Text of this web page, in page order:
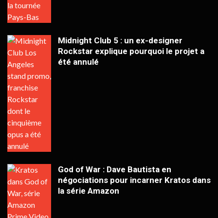
Midnight Club 5 : un ex-designer
Rockstar explique pourquoi le projet a
été annulé
God of War : Dave Bautista en
négociations pour incarner Kratos dans
la série Amazon